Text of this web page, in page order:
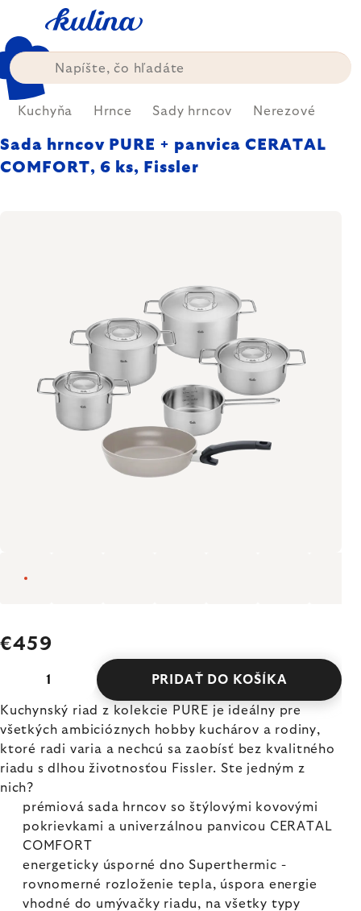
obsah
Kuchyňa Hrnce Sady hrncov Nerezové
Sada hrncov PURE + panvica CERATAL
COMFORT, 6 ks, Fissler
€459
PRIDAŤ DO KOŠÍKA
Kuchynský riad z kolekcie PURE je ideálny pre
všetkých ambicióznych hobby kuchárov a rodiny,
ktoré radi varia a nechcú sa zaobísť bez kvalitného
riadu s dlhou životnosťou Fissler. Ste jedným z
nich?
prémiová sada hrncov so štýlovými kovovými
pokrievkami a univerzálnou panvicou CERATAL
COMFORT
energeticky úsporné dno Superthermic -
rovnomerné rozloženie tepla, úspora energie
vhodné do umývačky riadu, na všetky typy